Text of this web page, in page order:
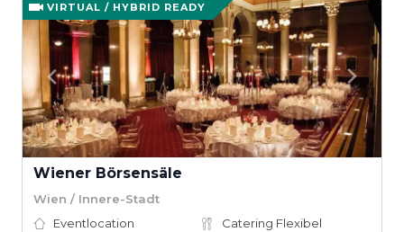
VIRTUAL / HYBRID READY
Wiener Börsensäle
Wien / Innere-Stadt
Eventlocation
Catering Flexibel